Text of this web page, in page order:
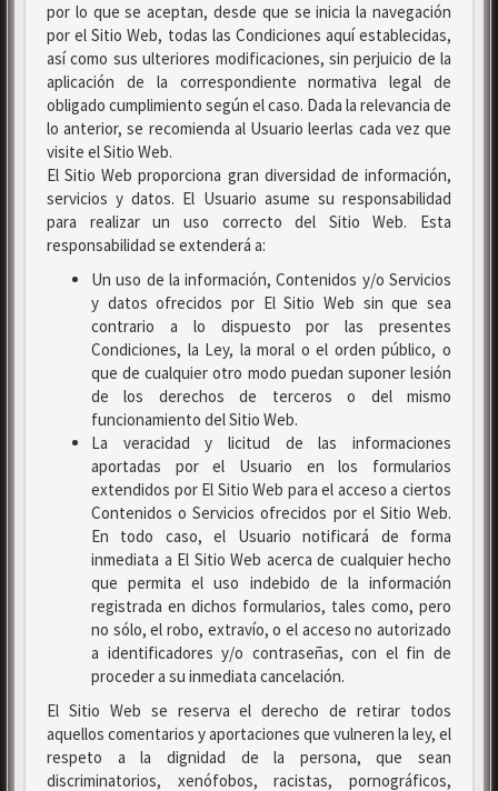
por lo que se aceptan, desde que se inicia la navegación
por el Sitio Web, todas las Condiciones aquí establecidas,
así como sus ulteriores modificaciones, sin perjuicio de la
aplicación de la correspondiente normativa legal de
obligado cumplimiento según el caso. Dada la relevancia de
lo anterior, se recomienda al Usuario leerlas cada vez que
visite el Sitio Web.
El Sitio Web proporciona gran diversidad de información,
servicios y datos. El Usuario asume su responsabilidad
para realizar un uso correcto del Sitio Web. Esta
responsabilidad se extenderá a:
Un uso de la información, Contenidos y/o Servicios
y datos ofrecidos por El Sitio Web sin que sea
contrario a lo dispuesto por las presentes
Condiciones, la Ley, la moral o el orden público, o
que de cualquier otro modo puedan suponer lesión
de los derechos de terceros o del mismo
funcionamiento del Sitio Web.
La veracidad y licitud de las informaciones
aportadas por el Usuario en los formularios
extendidos por El Sitio Web para el acceso a ciertos
Contenidos o Servicios ofrecidos por el Sitio Web.
En todo caso, el Usuario notificará de forma
inmediata a El Sitio Web acerca de cualquier hecho
que permita el uso indebido de la información
registrada en dichos formularios, tales como, pero
no sólo, el robo, extravío, o el acceso no autorizado
a identificadores y/o contraseñas, con el fin de
proceder a su inmediata cancelación.
El Sitio Web se reserva el derecho de retirar todos
aquellos comentarios y aportaciones que vulneren la ley, el
respeto a la dignidad de la persona, que sean
discriminatorios, xenófobos, racistas, pornográficos,